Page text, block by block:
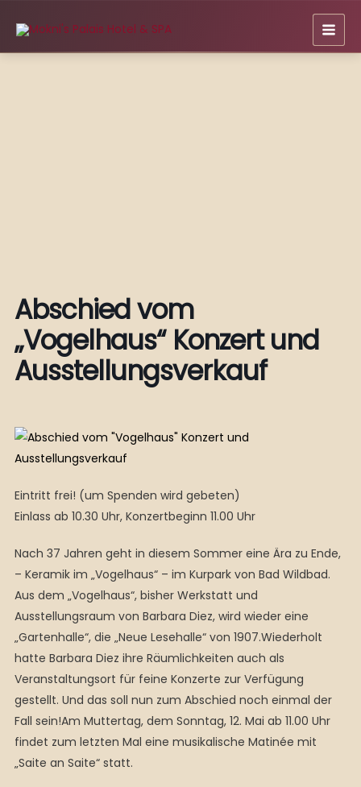
Inhalt
springen
Abschied vom
„Vogelhaus“ Konzert und
Ausstellungsverkauf
Eintritt frei! (um Spenden wird gebeten)
Einlass ab 10.30 Uhr, Konzertbeginn 11.00 Uhr
Nach 37 Jahren geht in diesem Sommer eine Ära zu Ende,
– Keramik im „Vogelhaus“ – im Kurpark von Bad Wildbad.
Aus dem „Vogelhaus“, bisher Werkstatt und
Ausstellungsraum von Barbara Diez, wird wieder eine
„Gartenhalle“, die „Neue Lesehalle“ von 1907.Wiederholt
hatte Barbara Diez ihre Räumlichkeiten auch als
Veranstaltungsort für feine Konzerte zur Verfügung
gestellt. Und das soll nun zum Abschied noch einmal der
Fall sein!Am Muttertag, dem Sonntag, 12. Mai ab 11.00 Uhr
findet zum letzten Mal eine musikalische Matinée mit
„Saite an Saite“ statt.